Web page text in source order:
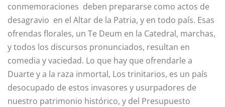
conmemoraciones deben prepararse como actos de
desagravio en el Altar de la Patria, y en todo país. Esas
ofrendas florales, un Te Deum en la Catedral, marchas,
y todos los discursos pronunciados, resultan en
comedia y vaciedad. Lo que hay que ofrendarle a
Duarte y a la raza inmortal, Los trinitarios, es un país
desocupado de estos invasores y usurpadores de
nuestro patrimonio histórico, y del Presupuesto